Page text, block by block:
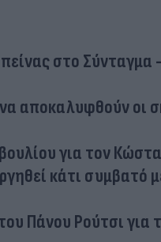
στο Σύνταγμα
αποκαλυφθούν οι
για τον
κάτι συμβατό
Πάνου Ρούτσι για